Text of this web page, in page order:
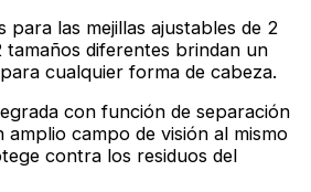
para las mejillas ajustables de 2
tamaños diferentes brindan un
cualquier forma de cabeza.
con función de separación
campo de visión al mismo
contra los residuos del